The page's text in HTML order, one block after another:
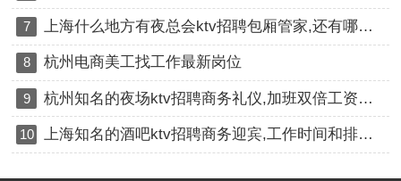
7 上海什么地方有夜总会ktv招聘包厢管家,还有哪些职位
8 杭州电商美工找工作最新岗位
9 杭州知名的夜场ktv招聘商务礼仪,加班双倍工资吗？
10 上海知名的酒吧ktv招聘商务迎宾,工作时间和排班制度是怎样的？